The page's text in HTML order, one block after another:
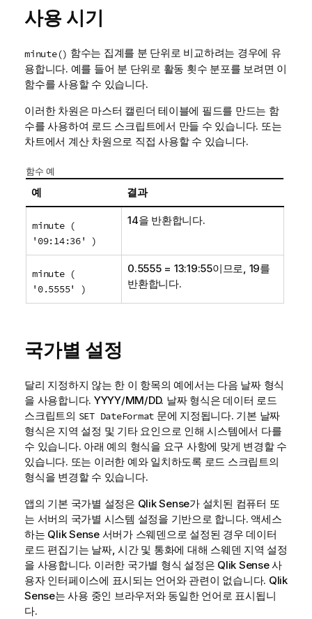
사용 시기
minute() 함수는 집계를 분 단위로 비교하려는 경우에 유
용합니다. 예를 들어 분 단위로 활동 횟수 분포를 보려면 이
함수를 사용할 수 있습니다.
이러한 차원은 마스터 캘린더 테이블에 필드를 만드는 함
수를 사용하여 로드 스크립트에서 만들 수 있습니다. 또는
차트에서 계산 차원으로 직접 사용할 수 있습니다.
함수 예
예 결과
minute (
'09:14:36' )
14을 반환합니다.
minute (
'0.5555' )
0.5555 = 13:19:55이므로, 19를
반환합니다.
국가별 설정
달리 지정하지 않는 한 이 항목의 예에서는 다음 날짜 형식
을 사용합니다. YYYY/MM/DD. 날짜 형식은 데이터 로드
스크립트의 SET DateFormat 문에 지정됩니다. 기본 날짜
형식은 지역 설정 및 기타 요인으로 인해 시스템에서 다를
수 있습니다. 아래 예의 형식을 요구 사항에 맞게 변경할 수
있습니다. 또는 이러한 예와 일치하도록 로드 스크립트의
형식을 변경할 수 있습니다.
앱의 기본 국가별 설정은 Qlik Sense가 설치된 컴퓨터 또
는 서버의 국가별 시스템 설정을 기반으로 합니다. 액세스
하는 Qlik Sense서버가 스웨덴으로 설정된 경우 데이터
로드 편집기는 날짜, 시간 및 통화에 대해 스웨덴 지역 설정
을 사용합니다. 이러한 국가별 형식 설정은 Qlik Sense사
용자 인터페이스에 표시되는 언어와 관련이 없습니다. Qlik
Sense는 사용 중인 브라우저와 동일한 언어로 표시됩니
다.